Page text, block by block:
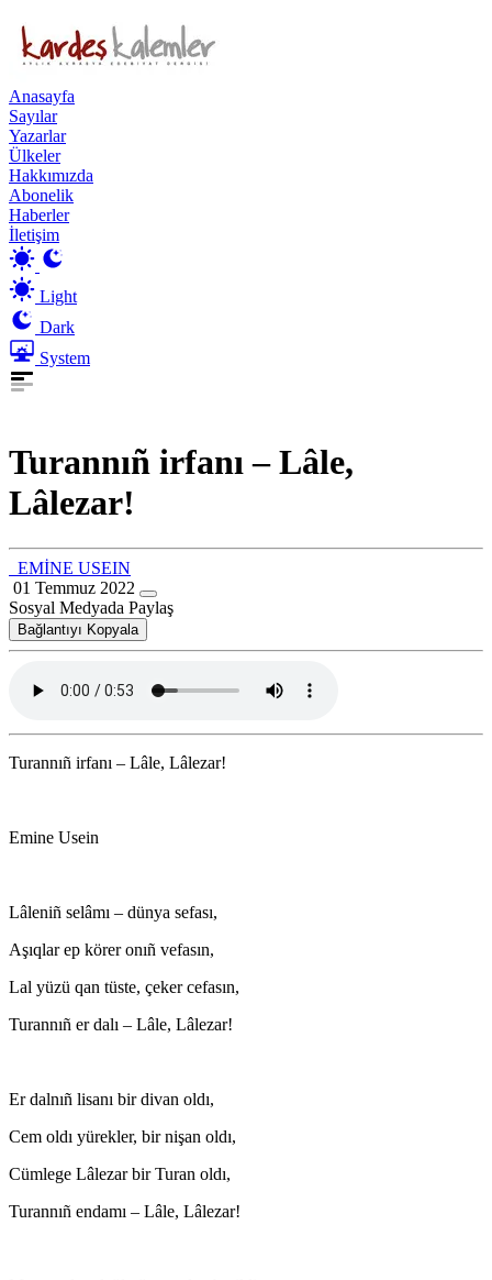
Anasayfa
Sayılar
Yazarlar
Ülkeler
Hakkımızda
Abonelik
Haberler
İletişim
Light
Dark
System
Turannıñ irfanı – Lâle,
Lâlezar!
EMİNE USEIN
01 Temmuz 2022
Sosyal Medyada Paylaş
Bağlantıyı Kopyala
Turannıñ irfanı – Lâle, Lâlezar!
Emine Usein
Lâleniñ selâmı – dünya sefası,
Aşıqlar ep körer onıñ vefasın,
Lal yüzü qan tüste, çeker cefasın,
Turannıñ er dalı – Lâle, Lâlezar!
Er dalnıñ lisanı bir divan oldı,
Cem oldı yürekler, bir nişan oldı,
Cümlege Lâlezar bir Turan oldı,
Turannıñ endamı – Lâle, Lâlezar!